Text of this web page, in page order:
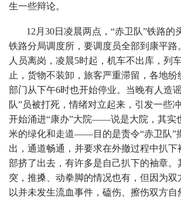
生一些辩论。
12月30日凌晨两点，“赤卫队”铁路的
铁路分局调度所，要调度员全部到康平路
人员离岗，凌晨5时起，机车不出库，列
止，货物不装卸，旅客严重滞留，各地
部门从下午6时也开始停业。当晚有人造
队”员被打死，情绪对立起来，引发一些
开始涌进“康办”大院——说是大院，其实
米的绿化和走道——目的是责令“赤卫队”
出，通道畅通，并要求在外撤过程中扒下
部挤了出去，有许多是自己扒下的袖章。
突，推搡、动拳脚的情况也有，但因为双
以并未发生流血事件，磕伤、擦伤双方